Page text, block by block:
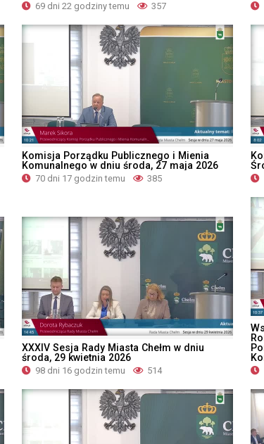
69 dni 22 godziny temu 357
Komisja Porządku Publicznego i Mienia
Komunalnego w dniu środa, 27 maja 2026
70 dni 17 godzin temu 385
XXXIV Sesja Rady Miasta Chełm w dniu
środa, 29 kwietnia 2026
98 dni 16 godzin temu 514